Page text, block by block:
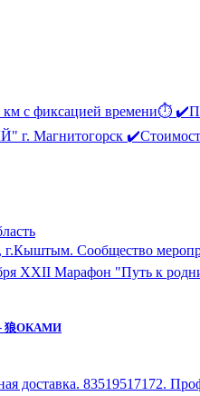
км с фиксацией
Магнитогорск ✔️Стоимость
г.Кыштым. Сообщество
XXII Марафон "Путь к
- 狼ОКАМИ
доставка. 83519517172.